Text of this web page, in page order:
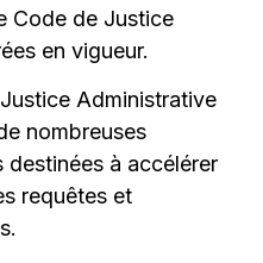
Code de Justice
en vigueur.
Administrative
nombreuses
à accélérer
requêtes et